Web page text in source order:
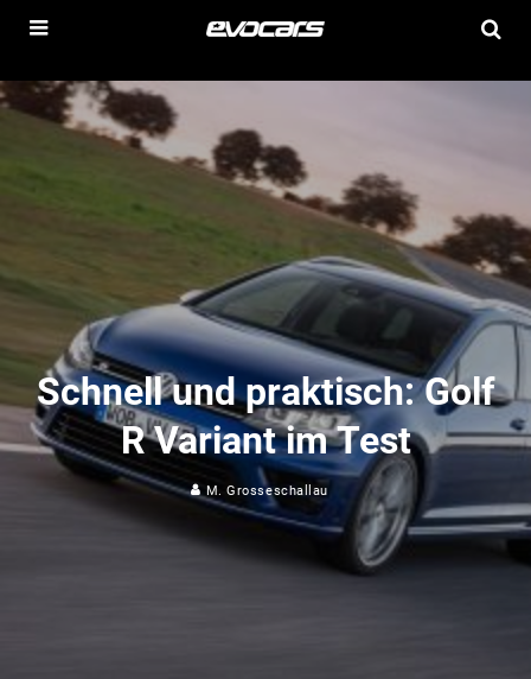
Schnell und praktisch: Golf
R Variant im Test
M. Grosseschallau